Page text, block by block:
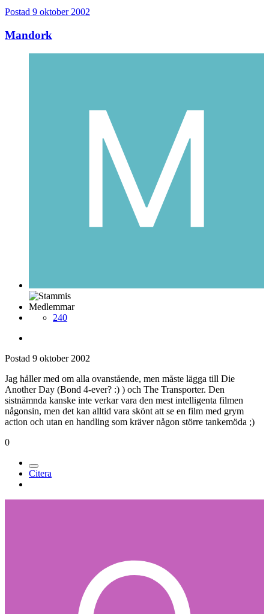
Postad 9 oktober 2002
Mandork
Medlemmar
240
Postad 9 oktober 2002
Jag håller med om alla ovanstående, men måste lägga till Die
Another Day (Bond 4-ever? :) ) och The Transporter. Den
sistnämnda kanske inte verkar vara den mest intelligenta filmen
någonsin, men det kan alltid vara skönt att se en film med grym
action och utan en handling som kräver någon större tankemöda ;)
0
Citera